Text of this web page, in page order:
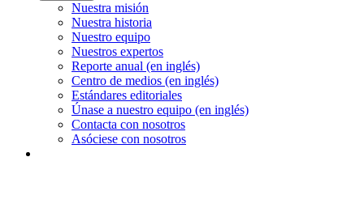
Nuestra misión
Nuestra historia
Nuestro equipo
Nuestros expertos
Reporte anual (en inglés)
Centro de medios (en inglés)
Estándares editoriales
Únase a nuestro equipo (en inglés)
Contacta con nosotros
Asóciese con nosotros